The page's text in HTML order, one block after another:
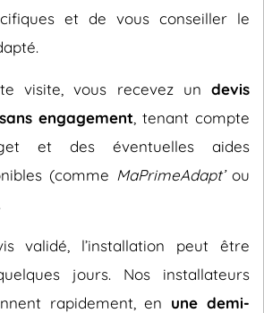
et de vous conseiller le
visite, vous recevez un devis
engagement , tenant compte
et des éventuelles aides
(comme MaPrimeAdapt’ou
validé, l’installation peut être
jours. Nos installateurs
rapidement, en une demi-